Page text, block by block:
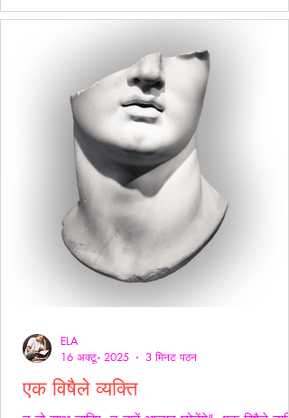
एक विषैले व्यक्ति
ELA
16 अक्टू॰ 2025
3 मिनट पठन